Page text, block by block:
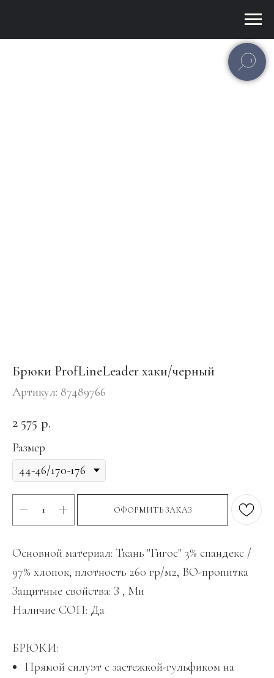
Брюки ProfLineLeader хаки/черный
Артикул: 87489766
2 575 р.
Размер
ОФОРМИТЬ ЗАКАЗ
Основной материал: Ткань "Гигос" 3% спандекс /
97% хлопок, плотность 260 гр/м2, ВО-пропитка
Защитные свойства: З , Ми
Наличие СОП: Да
БРЮКИ:
Прямой силуэт с застежкой-гульфиком на